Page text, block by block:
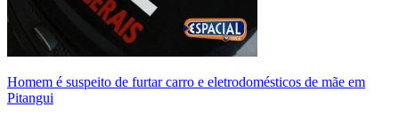
Homem é suspeito de furtar carro e eletrodomésticos de mãe em
Pitangui